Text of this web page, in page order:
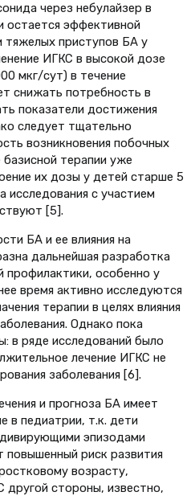
через небулайзер в
остается эффективной
тяжелых приступов БА у
ИГКС в высокой дозе
мкг/сут) в течение
снижать потребность в
показатели достижения
следует тщательно
возникновения побочных
терапии уже
их дозы у детей старше 5
с участием
[5].
БА и ее влияния на
дальнейшая разработка
профилактики, особенно у
время активно исследуются
терапии в целях влияния
Однако пока
в ряде исследований было
лечение ИГКС не
заболевания [6].
и прогноза БА имеет
в педиатрии, т.к. дети
эпизодами
повышенный риск развития
возрасту,
другой стороны, известно,